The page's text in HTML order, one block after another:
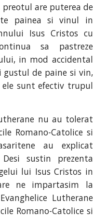
preotul are puterea de
painea si vinul in
Isus Cristos cu
sa pastreze
in mod accidental
de paine si vin,
sunt efectiv trupul
nu au tolerat
Romano-Catolice si
au explicat
sustin prezenta
lui Isus Cristos in
ne impartasim la
Lutherane
Romano-Catolice si